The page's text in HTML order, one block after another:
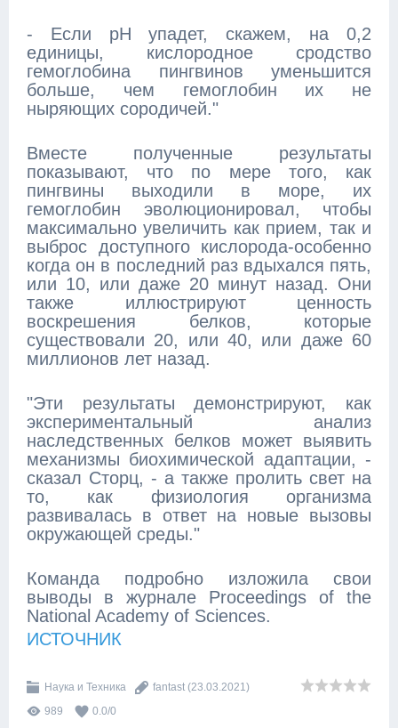
- Если рН упадет, скажем, на 0,2
единицы, кислородное сродство
гемоглобина пингвинов уменьшится
больше, чем гемоглобин их не
ныряющих сородичей."
Вместе полученные результаты
показывают, что по мере того, как
пингвины выходили в море, их
гемоглобин эволюционировал, чтобы
максимально увеличить как прием, так и
выброс доступного кислорода-особенно
когда он в последний раз вдыхался пять,
или 10, или даже 20 минут назад. Они
также иллюстрируют ценность
воскрешения белков, которые
существовали 20, или 40, или даже 60
миллионов лет назад.
"Эти результаты демонстрируют, как
экспериментальный анализ
наследственных белков может выявить
механизмы биохимической адаптации, -
сказал Сторц, - а также пролить свет на
то, как физиология организма
развивалась в ответ на новые вызовы
окружающей среды."
Команда подробно изложила свои
выводы в журнале Proceedings of the
National Academy of Sciences.
ИСТОЧНИК
Наука и Техника fantast (23.03.2021)
989
0.0/0